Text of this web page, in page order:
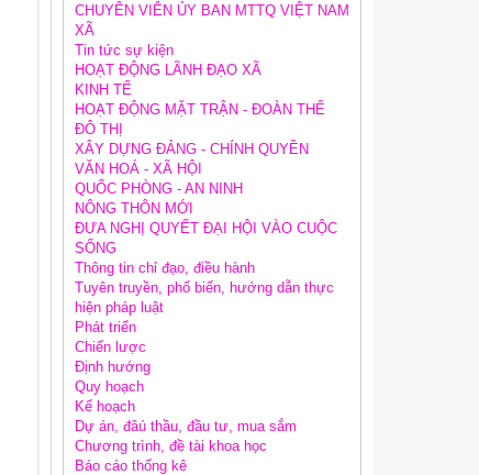
CHUYÊN VIÊN ỦY BAN MTTQ VIỆT NAM
XÃ
Tin tức sự kiện
HOẠT ĐỘNG LÃNH ĐẠO XÃ
KINH TẾ
HOẠT ĐỘNG MẶT TRẬN - ĐOÀN THỂ
ĐÔ THỊ
XÂY DỰNG ĐẢNG - CHÍNH QUYỀN
VĂN HOÁ - XÃ HỘI
QUỐC PHÒNG - AN NINH
NÔNG THÔN MỚI
ĐƯA NGHỊ QUYẾT ĐẠI HỘI VÀO CUỘC
SỐNG
Thông tin chỉ đạo, điều hành
Tuyên truyền, phổ biến, hướng dẫn thực
hiện pháp luật
Phát triển
Chiến lược
Định hướng
Quy hoạch
Kế hoạch
Dự án, đâú thầu, đầu tư, mua sắm
Chương trình, đề tài khoa học
Báo cáo thống kê